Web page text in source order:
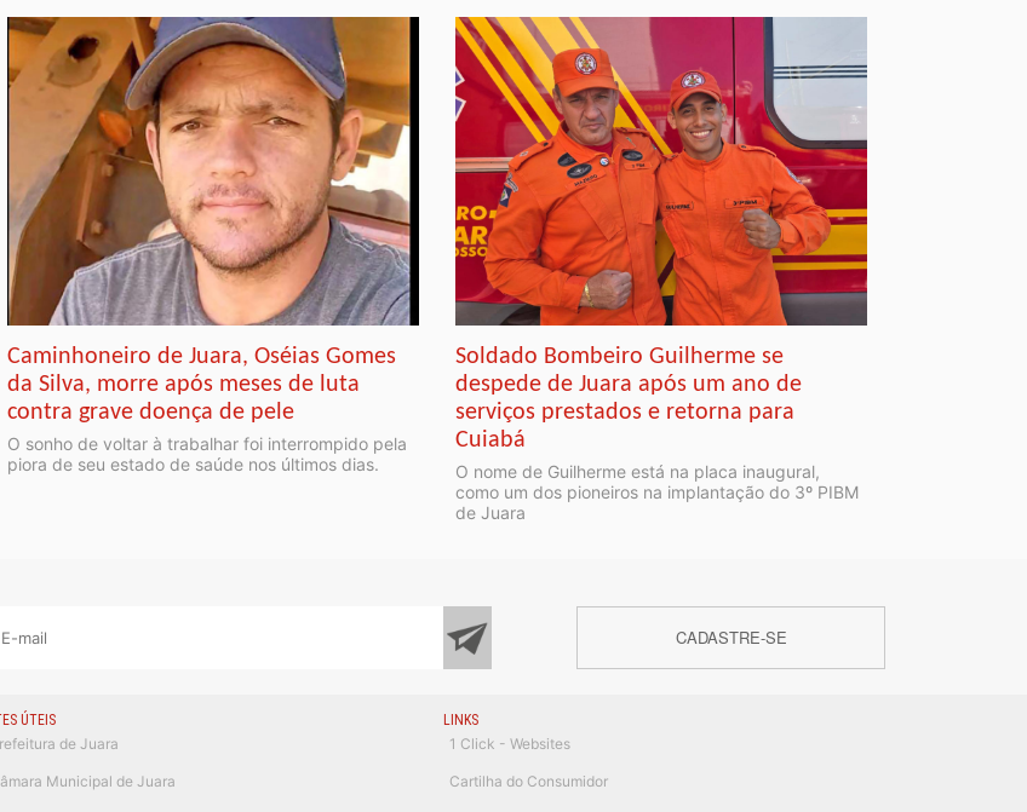
Caminhoneiro de Juara, Oséias Gomes
da Silva, morre após meses de luta
contra grave doença de pele
O sonho de voltar à trabalhar foi interrompido pela
piora de seu estado de saúde nos últimos dias.
Soldado Bombeiro Guilherme se
despede de Juara após um ano de
serviços prestados e retorna para
Cuiabá
O nome de Guilherme está na placa inaugural,
como um dos pioneiros na implantação do 3º PIBM
de Juara
CADASTRE-SE
ÚTEIS
de Juara
Municipal de Juara
LINKS
1 Click - Websites
Cartilha do Consumidor